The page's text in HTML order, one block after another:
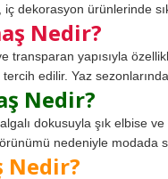
dekorasyon ürünlerinde
Nedir?
transparan yapısıyla
tercih edilir. Yaz
Nedir?
dokusuyla şık elbise
nedeniyle modada
Nedir?